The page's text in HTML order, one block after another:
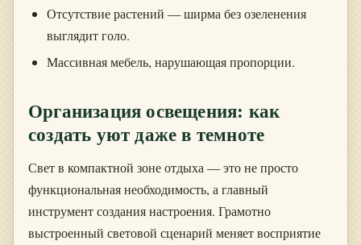
Отсутствие растений — ширма без озеленения
выглядит голо.
Массивная мебель, нарушающая пропорции.
Организация освещения: как
создать уют даже в темноте
Свет в компактной зоне отдыха — это не просто
функциональная необходимость, а главный
инструмент создания настроения. Грамотно
выстроенный световой сценарий меняет восприятие